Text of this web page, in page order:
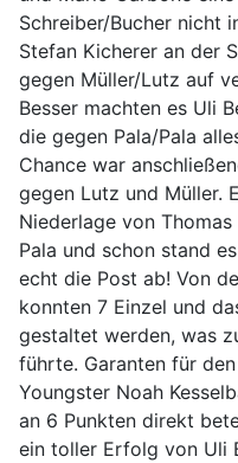
Schreiber/Bucher nicht
Stefan Kicherer an der
gegen Müller/Lutz auf
Besser machten es Uli
die gegen Pala/Pala
Chance war
gegen Lutz und Müller.
Niederlage von
Pala und schon stand
echt die Post ab! Von
konnten 7 Einzel und
gestaltet werden, was
führte. Garanten für
Youngster Noah
an 6 Punkten direkt
ein toller Erfolg von Uli